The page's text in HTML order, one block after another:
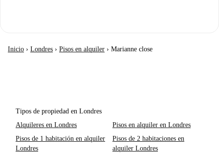
Inicio › Londres › Pisos en alquiler › Marianne close
Tipos de propiedad en Londres
Alquileres en Londres
Pisos en alquiler en Londres
Pisos de 1 habitación en alquiler
Londres
Pisos de 2 habitaciones en
alquiler Londres